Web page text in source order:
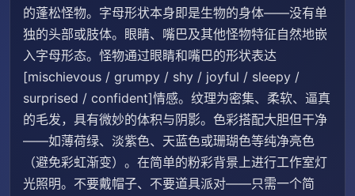
的蓬松怪物。字母形状本身即是生物的身体——没有单
独的头部或肢体。眼睛、嘴巴及其他怪物特征自然地嵌
入字母形态。怪物通过眼睛和嘴巴的形状表达
[mischievous / grumpy / shy / joyful / sleepy /
surprised / confident]情感。纹理为密集、柔软、逼真
的毛发，具有微妙的体积与阴影。色彩搭配大胆但干净
——如薄荷绿、淡紫色、天蓝色或珊瑚色等纯净亮色
（避免彩虹渐变）。在简单的粉彩背景上进行工作室灯
光照明。不要戴帽子、不要道具派对——只需一个简